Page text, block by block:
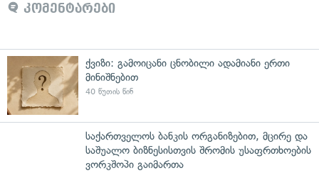
კომენტარები
ქვიზი: გამოიცანი ცნობილი ადამიანი ერთი
მინიშნებით
40 წუთის წინ
საქართველოს ბანკის ორგანიზებით, მცირე და
საშუალო ბიზნესისთვის შრომის უსაფრთხოების
ვორკშოპი გაიმართა